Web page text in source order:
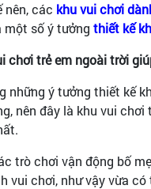
nên, các khu vui chơi
một số ý tưởng thiết kế
chơi trẻ em ngoài trời
những ý tưởng thiết kế
nên đây là khu vui
trò chơi vận động bố
vui chơi, như vậy vừa